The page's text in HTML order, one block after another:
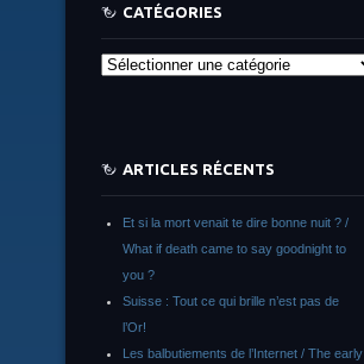
CATÉGORIES
Catégories
ARTICLES RÉCENTS
Et si la mort venait te dire bonne nuit ? /
What if death came to say goodnight to
you ?
Suisse : Tout ce qui brille n’est pas de
l’Or!
Les balbutiements de l’Internet / The early